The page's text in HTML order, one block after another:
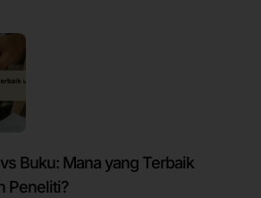
Buku: Mana yang Terbaik
Peneliti?